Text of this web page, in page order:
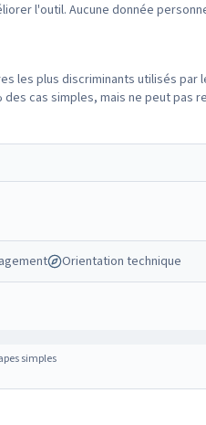
l'outil. Aucune donnée
les plus discriminants utilisés par
cas simples, mais ne peut pas
Orientation technique
simples